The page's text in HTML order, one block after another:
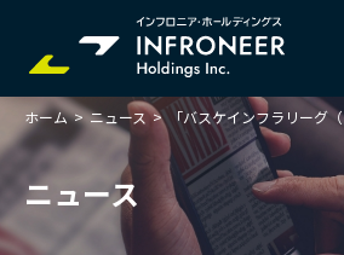
企業情報
トップメッセージ
岐べログ
IR情報
株主・投資家の皆様へ
サステナビリティ
ホーム > ニュース >
ニュース